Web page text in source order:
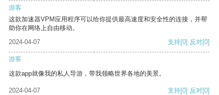
游客
这款加速器VPM应用程序可以给你提供最高速度和安全性的连接，并帮
助你在网络上自由移动。
2024-04-07
支持[0] 反对[0]
游客
这款app就像我的私人导游，带我领略世界各地的美景。
2024-04-07 支持[0] 反对[0]